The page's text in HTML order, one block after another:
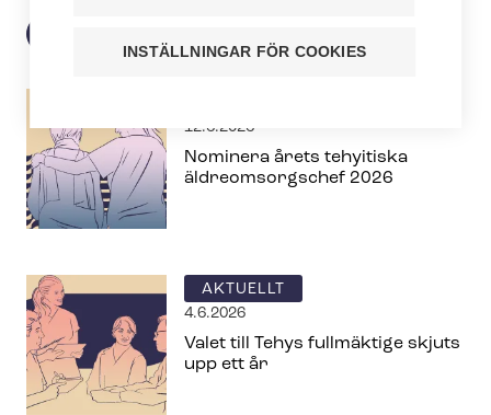
12.6.2026
Nominera årets tehyitiska
äldreomsorgschef 2026
AKTUELLT
4.6.2026
Valet till Tehys fullmäktige skjuts
upp ett år
INSTÄLLNINGAR FÖR COOKIES